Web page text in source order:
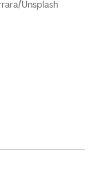
Unsplash